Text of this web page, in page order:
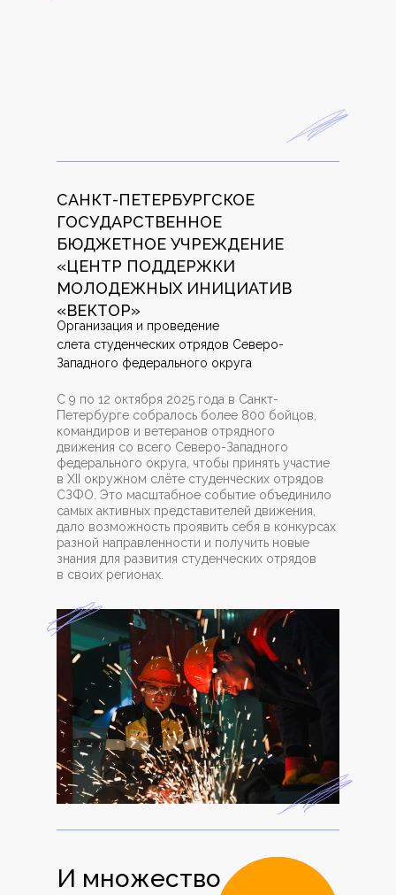
И множество
САНКТ-ПЕТЕРБУРГСКОЕ
ГОСУДАРСТВЕННОЕ
БЮДЖЕТНОЕ УЧРЕЖДЕНИЕ
«ЦЕНТР ПОДДЕРЖКИ
МОЛОДЕЖНЫХ ИНИЦИАТИВ
«ВЕКТОР»
Организация и проведение
слета студенческих отрядов Северо-
Западного федерального округа
С 9 по 12 октября 2025 года в Санкт-
Петербурге собралось более 800 бойцов,
командиров и ветеранов отрядного
движения со всего Северо-Западного
федерального округа, чтобы принять участие
в XII окружном слёте студенческих отрядов
СЗФО. Это масштабное событие объединило
самых активных представителей движения,
дало возможность проявить себя в конкурсах
разной направленности и получить новые
знания для развития студенческих отрядов
в своих регионах.